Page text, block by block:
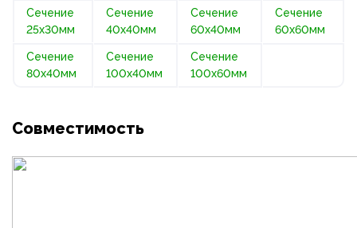
Сечение
25x30мм
Сечение
40x40мм
Сечение
60x40мм
Сечение
60x60мм
Сечение
80x40мм
Сечение
100x40мм
Сечение
100x60мм
Совместимость